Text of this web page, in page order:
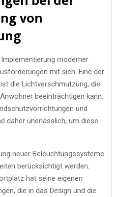
von
moderner
mit sich. Eine der
die Lichtverschmutzung, die
beeinträchtigen kann.
und
daher unerlässlich, um diese
neuer Beleuchtungssysteme
berücksichtigt werden.
hat seine eigenen
die in das Design und die